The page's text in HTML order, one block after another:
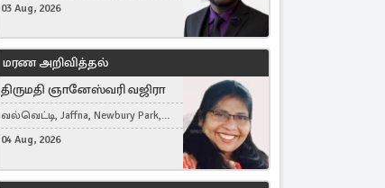
03 Aug, 2026
மரண அறிவித்தல்
திருமதி ஞானேஸ்வரி வஜிரா
வல்வெட்டி, Jaffna, Newbury Park,
United Kingdom
04 Aug, 2026